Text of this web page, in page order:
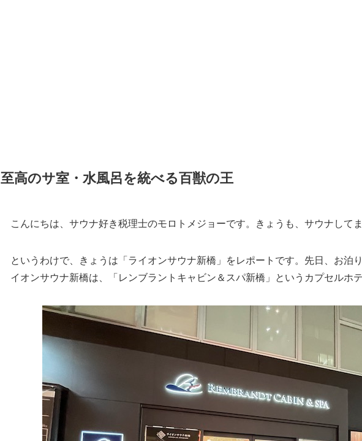
至高のサ室・水風呂を統べる百獣の王
こんにちは、サウナ好き税理士のモロトメジョーです。きょうも、サウナして
というわけで、きょうは「ライオンサウナ新橋」をレポートです。先日、お泊
イオンサウナ新橋は、「レンブラントキャビン＆スパ新橋」というカプセルホ